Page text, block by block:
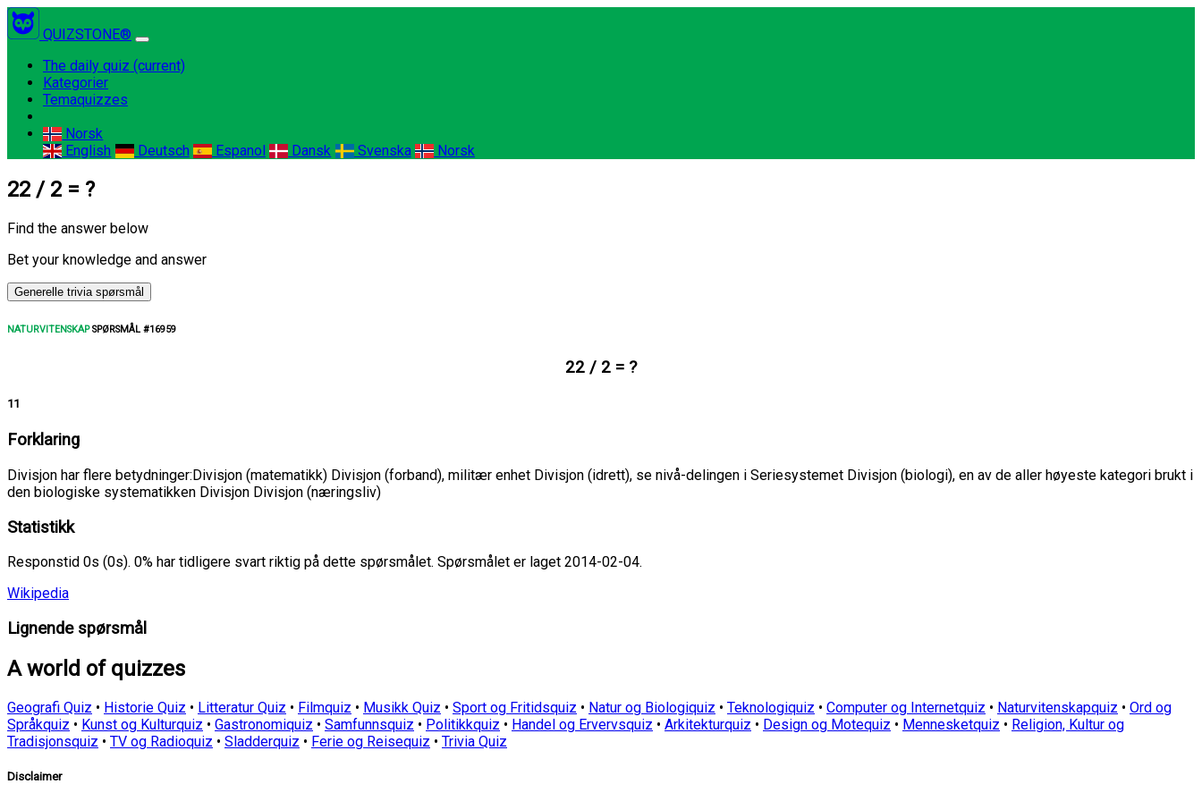
QUIZSTONE®
The daily quiz (current)
Kategorier
Temaquizzes
Norsk
English
Deutsch Espanol Dansk Svenska Norsk
22 / 2 = ?
Find the answer below
Bet your knowledge and answer
Generelle trivia spørsmål
NATURVITENSKAPSPØRSMÅL #16959
22 / 2 = ?
11
Forklaring
Divisjon har flere betydninger:Divisjon (matematikk) Divisjon (forband), militær enhet Divisjon (idrett), se nivå-delingen i Seriesystemet Divisjon (biologi), en av de aller høyeste kategori brukt i
den biologiske systematikken Divisjon Divisjon (næringsliv)
Statistikk
Responstid 0s (0s). 0% har tidligere svart riktig på dette spørsmålet. Spørsmålet er laget 2014-02-04.
Wikipedia
Lignende spørsmål
A world of quizzes
Geografi Quiz • Historie Quiz • Litteratur Quiz • Filmquiz • Musikk Quiz • Sport og Fritidsquiz • Natur og Biologiquiz • Teknologiquiz • Computer og Internetquiz • Naturvitenskapquiz • Ord og
Språkquiz • Kunst og Kulturquiz • Gastronomiquiz • Samfunnsquiz • Politikkquiz • Handel og Ervervsquiz • Arkitekturquiz • Design og Motequiz • Mennesketquiz • Religion, Kultur og
Tradisjonsquiz • TV og Radioquiz • Sladderquiz • Ferie og Reisequiz • Trivia Quiz
Disclaimer